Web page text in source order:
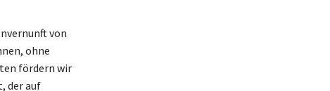
von
ohne
fördern wir
der auf